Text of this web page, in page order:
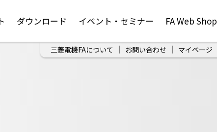
ダウンロード イベント・セミナー FA Web Shop
三菱電機FAについて お問い合わせ マイページ